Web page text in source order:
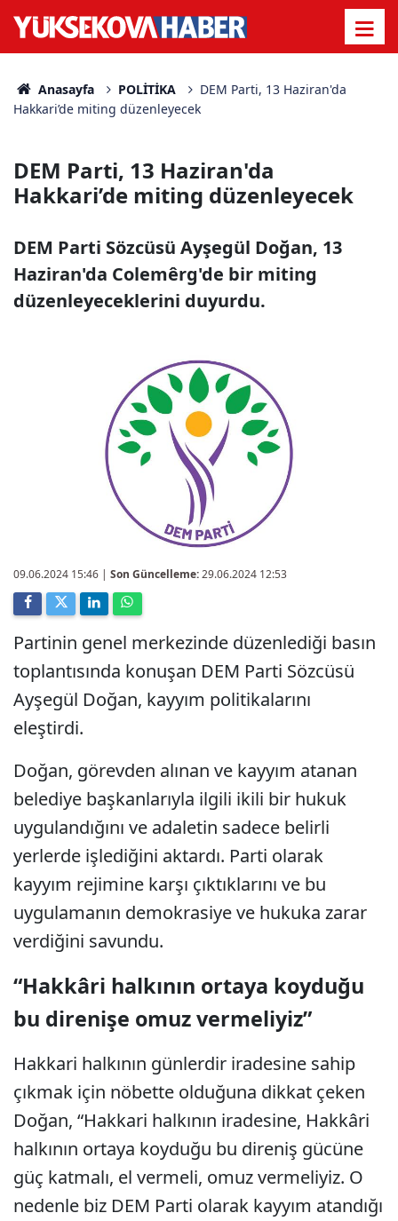
Anasayfa POLİTİKA
DEM Parti, 13 Haziran'da
Hakkari’de miting düzenleyecek
DEM Parti, 13 Haziran'da
Hakkari’de miting düzenleyecek
DEM Parti Sözcüsü Ayşegül Doğan, 13
Haziran'da Colemêrg'de bir miting
düzenleyeceklerini duyurdu.
09.06.2024 15:46 | Son Güncelleme:29.06.2024 12:53
Partinin genel merkezinde düzenlediği basın
toplantısında konuşan DEM Parti Sözcüsü
Ayşegül Doğan, kayyım politikalarını
eleştirdi.
Doğan, görevden alınan ve kayyım atanan
belediye başkanlarıyla ilgili ikili bir hukuk
uygulandığını ve adaletin sadece belirli
yerlerde işlediğini aktardı. Parti olarak
kayyım rejimine karşı çıktıklarını ve bu
uygulamanın demokrasiye ve hukuka zarar
verdiğini savundu.
“Hakkâri halkının ortaya koyduğu
bu direnişe omuz vermeliyiz”
Hakkari halkının günlerdir iradesine sahip
çıkmak için nöbette olduğuna dikkat çeken
Doğan, “Hakkari halkının iradesine, Hakkâri
halkının ortaya koyduğu bu direniş gücüne
güç katmalı, el vermeli, omuz vermeliyiz. O
nedenle biz DEM Parti olarak kayyım atandığı